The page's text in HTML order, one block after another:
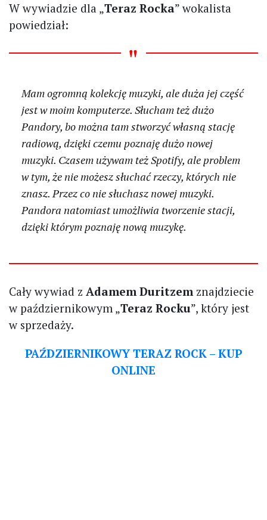
W wywiadzie dla „Teraz Rocka” wokalista
powiedział:
Mam ogromną kolekcję muzyki, ale duża jej część
jest w moim komputerze. Słucham też dużo
Pandory, bo można tam stworzyć własną stację
radiową, dzięki czemu poznaję dużo nowej
muzyki. Czasem używam też Spotify, ale problem
w tym, że nie możesz słuchać rzeczy, których nie
znasz. Przez co nie słuchasz nowej muzyki.
Pandora natomiast umożliwia tworzenie stacji,
dzięki którym poznaję nową muzykę.
Cały wywiad z Adamem Duritzem znajdziecie
w październikowym „Teraz Rocku”, który jest
w sprzedaży.
PAŹDZIERNIKOWY TERAZ ROCK – KUP
ONLINE